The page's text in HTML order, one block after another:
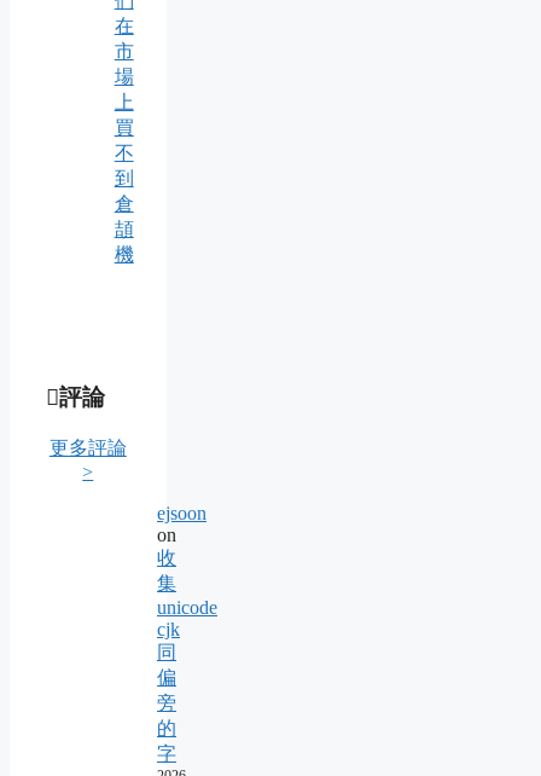
在
市
場
上
買
不
到
倉
頡
機
評論
更多評論
>
ejsoon
on
收
集
unicode
cjk
同
偏
旁
的
字